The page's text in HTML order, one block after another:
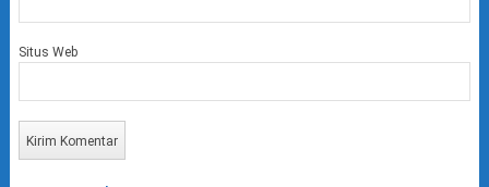
Situs Web